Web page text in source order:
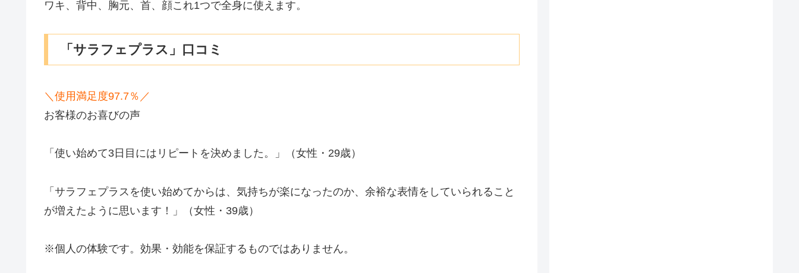
ワキ、背中、胸元、首、顔これ1つで全身に使えます。
「サラフェプラス」口コミ
＼使用満足度97.7％／
お客様のお喜びの声
「使い始めて3日目にはリピートを決めました。」（女性・29歳）
「サラフェプラスを使い始めてからは、気持ちが楽になったのか、余裕な表情をしていられること
が増えたように思います！」（女性・39歳）
※個人の体験です。効果・効能を保証するものではありません。